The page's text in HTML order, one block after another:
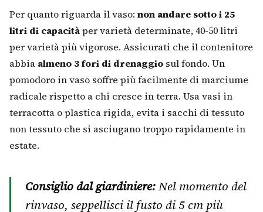
Per quanto riguarda il vaso: non andare sotto i 25
litri di capacitàper varietà determinate, 40-50 litri
per varietà più vigorose. Assicurati che il contenitore
abbia almeno 3 fori di drenaggio sul fondo. Un
pomodoro in vaso soffre più facilmente di marciume
radicale rispetto a chi cresce in terra. Usa vasi in
terracotta o plastica rigida, evita i sacchi di tessuto
non tessuto che si asciugano troppo rapidamente in
estate.
Consiglio dal giardiniere:Nel momento del
rinvaso, seppellisci il fusto di 5 cm più